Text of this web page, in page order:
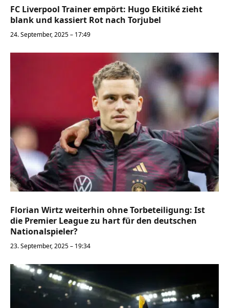
FC Liverpool Trainer empört: Hugo Ekitiké zieht
blank und kassiert Rot nach Torjubel
24. September, 2025 – 17:49
Florian Wirtz weiterhin ohne Torbeteiligung: Ist
die Premier League zu hart für den deutschen
Nationalspieler?
23. September, 2025 – 19:34